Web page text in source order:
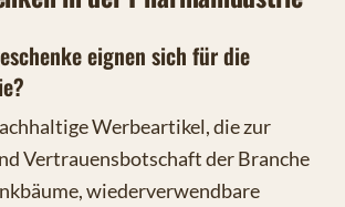
eignen sich für die
Werbeartikel, die zur
Vertrauensbotschaft der Branche
wiederverwendbare